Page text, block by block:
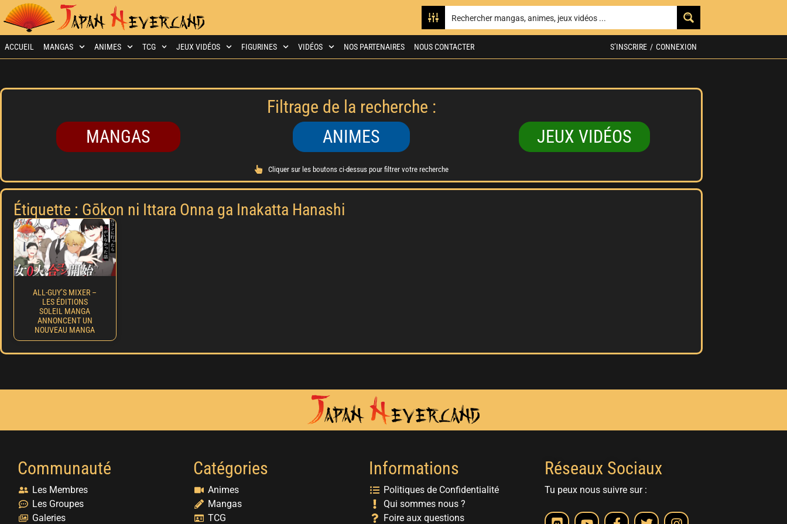
ACCUEIL MANGAS ANIMES TCG JEUX VIDÉOS FIGURINES VIDÉOS NOS PARTENAIRES NOUS CONTACTER S’INSCRIRE / CONNEXION
Filtrage de la recherche :
MANGAS
ANIMES JEUX VIDÉOS
Cliquer sur les boutons ci-dessus pour filtrer votre recherche
Étiquette : Gōkon ni Ittara Onna ga Inakatta Hanashi
ALL-GUY’S MIXER –
LES ÉDITIONS
SOLEIL MANGA
ANNONCENT UN
NOUVEAU MANGA
Communauté
Les Membres
Les Groupes
Galeries
Catégories
Animes
Mangas
TCG
Informations
Politiques de Confidentialité
Qui sommes nous ?
Foire aux questions
Réseaux Sociaux
Tu peux nous suivre sur :